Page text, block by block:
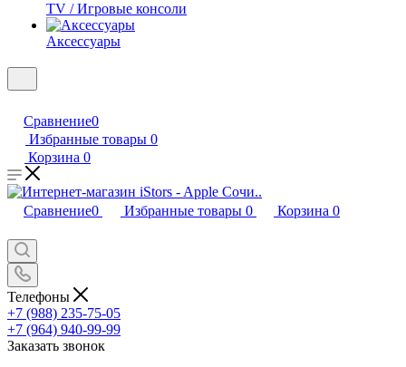
TV / Игровые консоли
Аксессуары
Сравнение0
Избранные товары 0
Корзина 0
Сравнение0 Избранные товары 0 Корзина 0
Телефоны
+7 (988) 235-75-05
+7 (964) 940-99-99
Заказать звонок